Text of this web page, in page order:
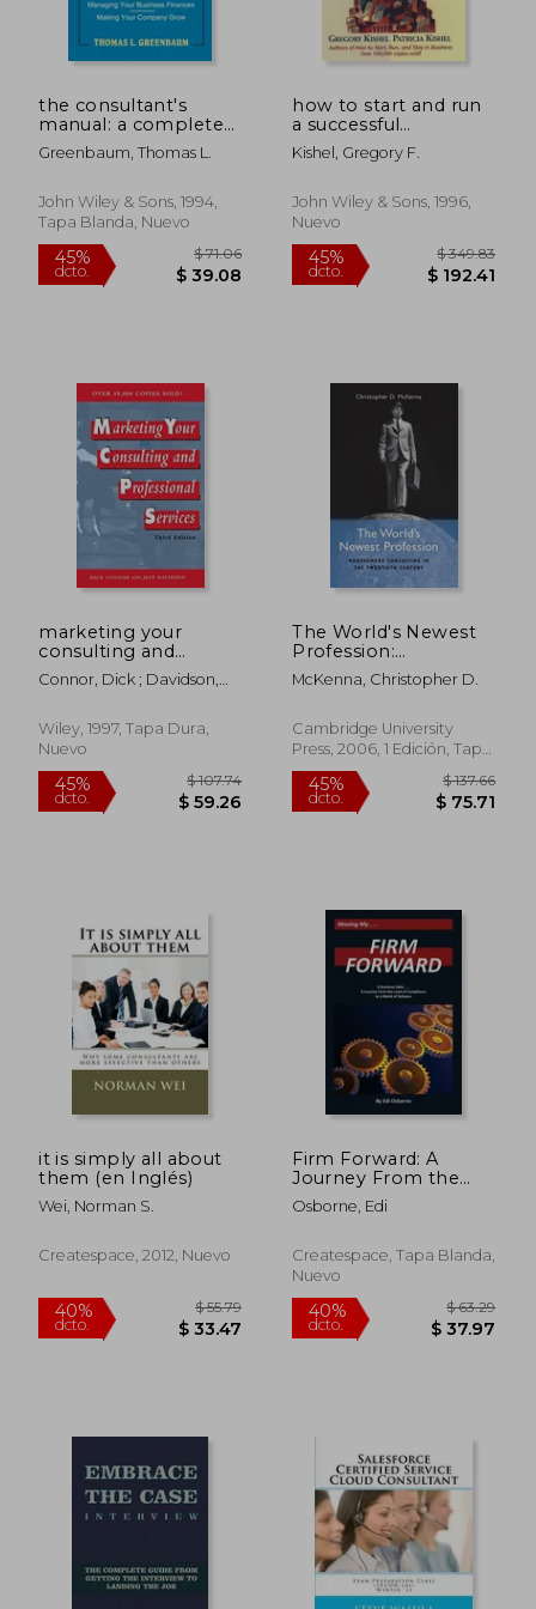
dcto. $ 41.64 dcto.
the consultant's
manual: a complete
guide to building a
successful consulting
Greenbaum, Thomas L.
John Wiley & Sons, 1994,
Tapa Blanda, Nuevo
dcto. $ 39.08
how to start and run
a successful
consulting business
(en Inglés)
Kishel, Gregory F.
John Wiley & Sons, 1996,
Nuevo
45%
dcto.
$
$
marketing your
consulting and
professional services
(en Inglés)
Connor, Dick ; Davidson,
Wiley, 1997, Tapa Dura,
Nuevo
The World's Newest
Profession:
Management
Consulting in the
(Cambridge Studies in
the Emergence of
(en Inglés)
McKenna, Christopher D.
Cambridge University
Press, 2006, 1 Edición, Tapa
Dura, Nuevo
45%
it is simply all about
them (en Inglés)
Wei, Norman S.
Createspace, 2012, Nuevo
Firm Forward: A
Journey From the
Land of Compliance
to the World of
Osborne, Edi
Createspace, Tapa Blanda,
Nuevo